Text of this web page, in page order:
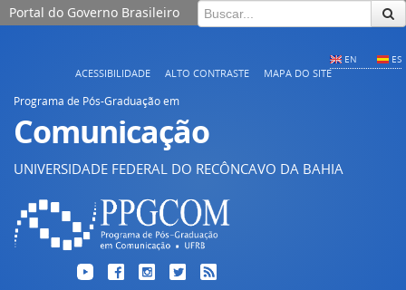
Portal do Governo Brasileiro
EN ES
ACESSIBILIDADE ALTO CONTRASTE MAPA DO SITE
Programa de Pós-Graduação em
Comunicação
UNIVERSIDADE FEDERAL DO RECÔNCAVO DA BAHIA